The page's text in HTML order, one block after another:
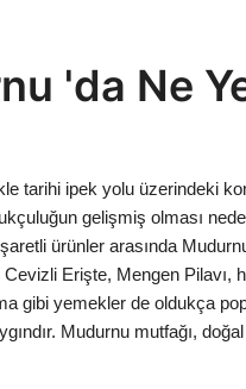
'da Ne
tarihi ipek yolu üzerindeki
gelişmiş olması
ürünler arasında
Cevizli Erişte, Mengen
gibi yemekler de oldukça
Mudurnu mutfağı,